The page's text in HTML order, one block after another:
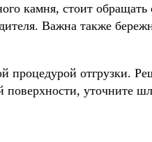
камня, стоит
Важна также
процедурой отгрузки.
поверхности, уточните